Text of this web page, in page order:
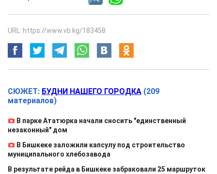
URL: https://www.vb.kg/183458
СЮЖЕТ: БУДНИ НАШЕГО ГОРОДКА (209
материалов)
В парке Ататюрка начали сносить "единственный
незаконный" дом
В Бишкеке заложили капсулу под строительство
муниципального хлебозавода
В результате рейда в Бишкеке забраковали 25 маршруток